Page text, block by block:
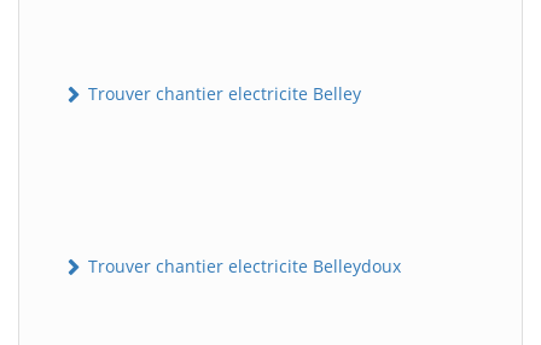
Trouver chantier electricite Belley
Trouver chantier electricite Belleydoux